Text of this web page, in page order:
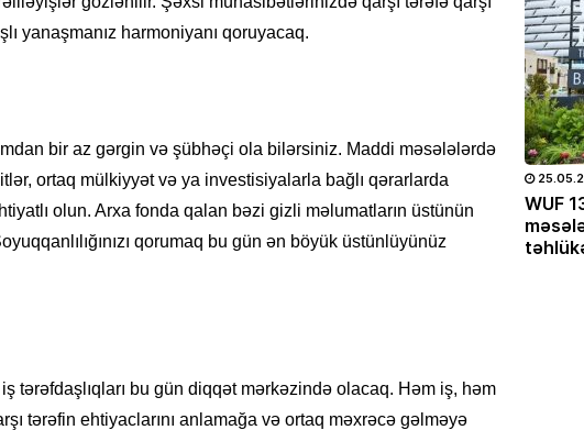
yanaşmanız harmoniyanı qoruyacaq.
bir az gərgin və şübhəçi ola bilərsiniz. Maddi məsələlərdə
ortaq mülkiyyət və ya investisiyalarla bağlı qərarlarda
olun. Arxa fonda qalan bəzi gizli məlumatların üstünün
qorumaq bu gün ən böyük üstünlüyünüz
tərəfdaşlıqları bu gün diqqət mərkəzində olacaq. Həm iş, həm
tərəfin ehtiyaclarını anlamağa və ortaq məxrəcə gəlməyə
təyin
külək,
735
qulluq etmək
Səma
03.06.2026- 14:56 468
İqlim dəyişirsə, aqrar strategiya da
dəyişməlidir
WUF